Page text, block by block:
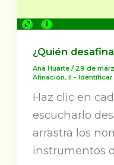
¿Quién
Ana Huarte/ 29 de
Afinación,II -
Haz clic en
escucharlo
arrastra los
instrumentos